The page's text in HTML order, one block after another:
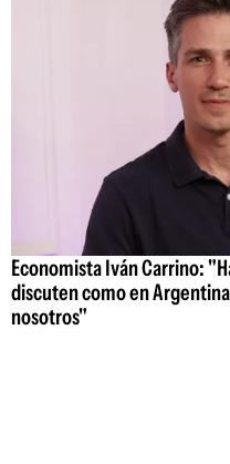
Economista Iván Carrino:
discuten como en
nosotros"